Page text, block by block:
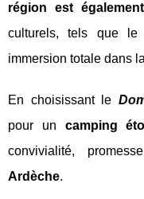
région est
culturels, tels que le
immersion totale dans
En choisissant le
pour un camping
convivialité,
Ardèche.